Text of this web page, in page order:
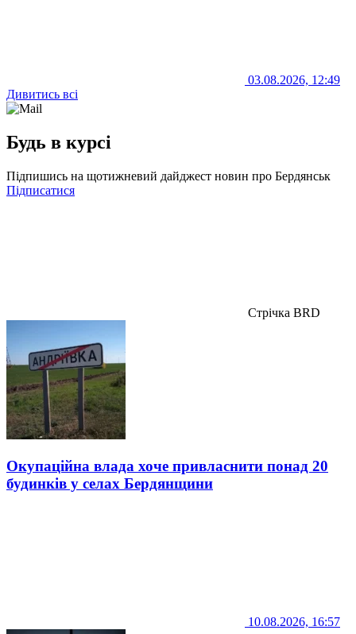
03.08.2026, 12:49
Дивитись всі
Будь в курсі
Підпишись на щотижневий дайджест новин про Бердянськ
Підписатися
Стрічка BRD
Окупаційна влада хоче привласнити понад 20
будинків у селах Бердянщини
10.08.2026, 16:57